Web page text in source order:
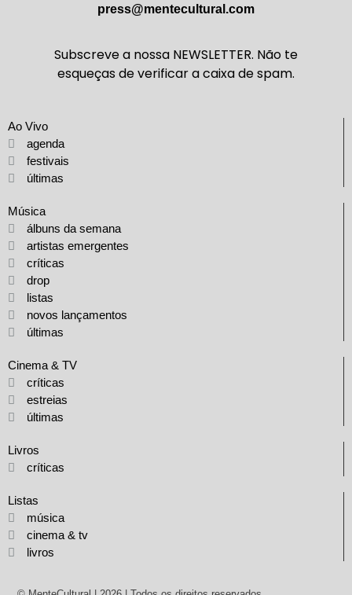
press@mentecultural.com
Subscreve a nossa NEWSLETTER. Não te
esqueças de verificar a caixa de spam.
Ao Vivo
agenda
festivais
últimas
Música
álbuns da semana
artistas emergentes
críticas
drop
listas
novos lançamentos
últimas
Cinema & TV
críticas
estreias
últimas
Livros
críticas
Listas
música
cinema & tv
livros